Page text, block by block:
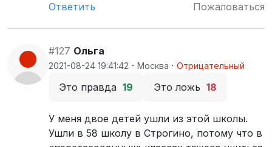
Ответить
Пожаловаться
#127 Ольга
2021-08-24 19:41:42 · Москва · Отрицательный
Это правда 19 Это ложь 18
У меня двое детей ушли из этой школы.
Ушли в 58 школу в Строгино, потому что в